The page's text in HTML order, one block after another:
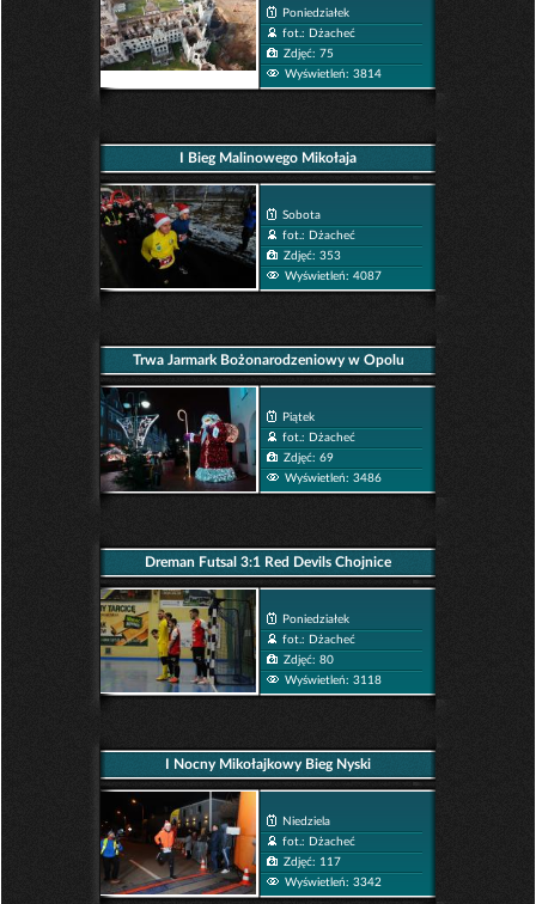
Poniedziałek
fot.: Dżacheć
Zdjęć: 75
Wyświetleń: 3814
I Bieg Malinowego Mikołaja
Sobota
fot.: Dżacheć
Zdjęć: 353
Wyświetleń: 4087
Trwa Jarmark Bożonarodzeniowy w Opolu
Piątek
fot.: Dżacheć
Zdjęć: 69
Wyświetleń: 3486
Dreman Futsal 3:1 Red Devils Chojnice
Poniedziałek
fot.: Dżacheć
Zdjęć: 80
Wyświetleń: 3118
I Nocny Mikołajkowy Bieg Nyski
Niedziela
fot.: Dżacheć
Zdjęć: 117
Wyświetleń: 3342